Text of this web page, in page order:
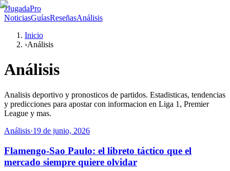
JJugadaPro
NoticiasGuíasReseñasAnálisis
Inicio
›Análisis
Análisis
Analisis deportivo y pronosticos de partidos. Estadisticas, tendencias
y predicciones para apostar con informacion en Liga 1, Premier
League y mas.
Análisis·19 de junio, 2026
Flamengo-Sao Paulo: el libreto táctico que el
mercado siempre quiere olvidar